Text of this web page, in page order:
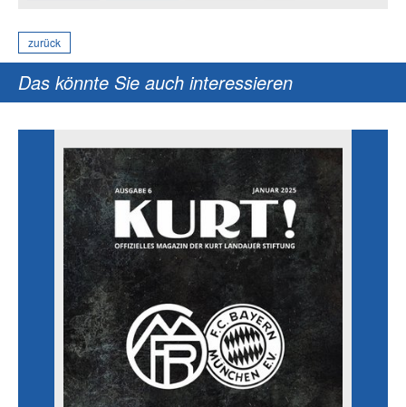
zurück
Das könnte Sie auch interessieren